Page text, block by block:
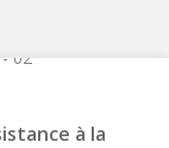
à la